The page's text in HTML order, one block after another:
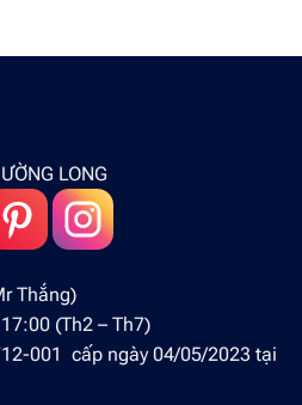
LONG
Thắng)
(Th2 – Th7)
001 cấp ngày 04/05/2023 tại